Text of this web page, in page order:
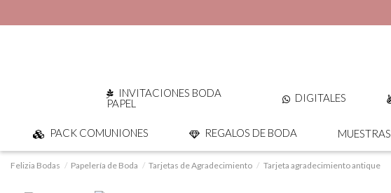
INVITACIONES BODA
PAPEL
DIGITALES
PACK COMUNIONES REGALOS DE BODA MUESTRAS
Felizia Bodas Papelería de Boda Tarjetas de Agradecimiento Tarjeta agradecimiento antique